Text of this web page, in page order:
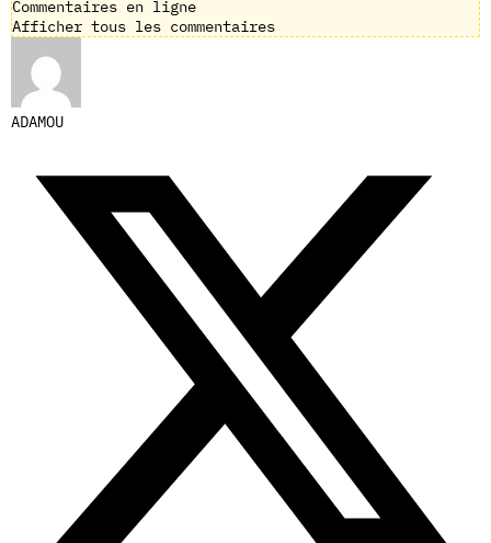
Commentaires en ligne
Afficher tous les commentaires
ADAMOU